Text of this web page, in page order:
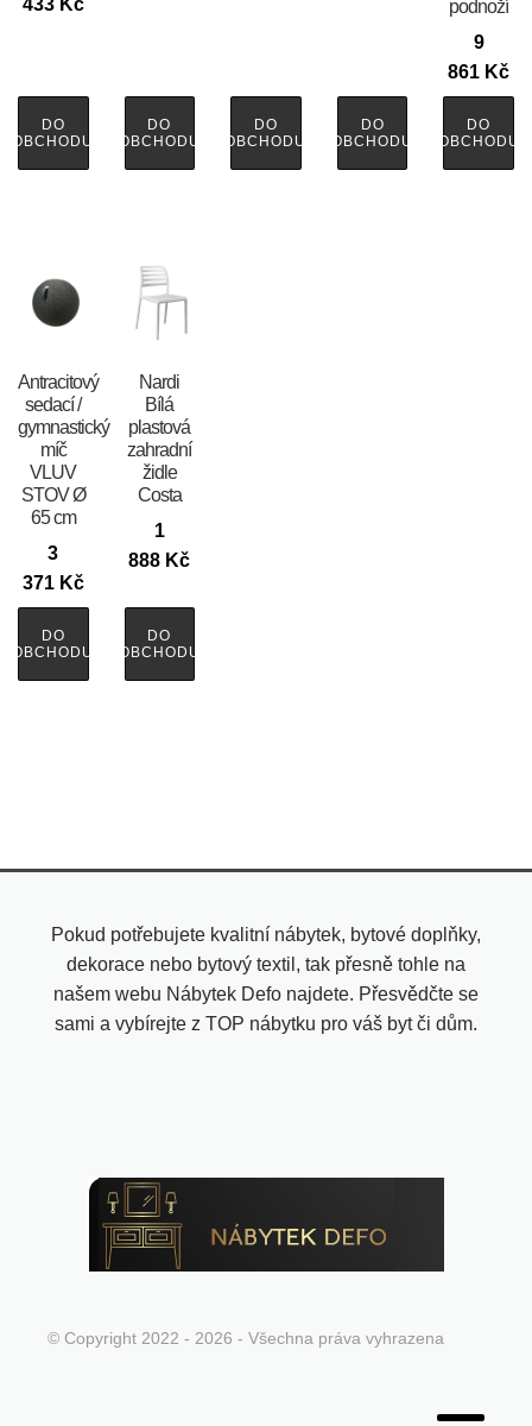
433 Kč
DO
OBCHODU
DO
OBCHODU
DO
OBCHODU
DO
OBCHODU
podnoží
9
861 Kč
DO
OBCHODU
Antracitový
sedací /
gymnastický
míč
VLUV
STOV Ø
65 cm
3
371 Kč
DO
OBCHODU
Nardi
Bílá
plastová
zahradní
židle
Costa
1
888 Kč
DO
OBCHODU
Pokud potřebujete kvalitní nábytek, bytové doplňky,
dekorace nebo bytový textil, tak přesně tohle na
našem webu Nábytek Defo najdete. Přesvědčte se
sami a vybírejte z TOP nábytku pro váš byt či dům.
© Copyright 2022 - 2026 - Všechna práva vyhrazena